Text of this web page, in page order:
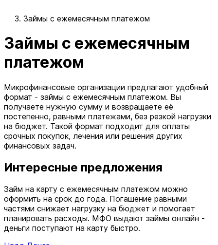
Займы с ежемесячным платежом
Займы с ежемесячным
платежом
Микрофинансовые организации предлагают удобный
формат - займы с ежемесячным платежом. Вы
получаете нужную сумму и возвращаете её
постепенно, равными платежами, без резкой нагрузки
на бюджет. Такой формат подходит для оплаты
срочных покупок, лечения или решения других
финансовых задач.
Интересные предложения
Займ на карту с ежемесячным платежом можно
оформить на срок до года. Погашение равными
частями снижает нагрузку на бюджет и помогает
планировать расходы. МФО выдают займы онлайн -
деньги поступают на карту быстро.